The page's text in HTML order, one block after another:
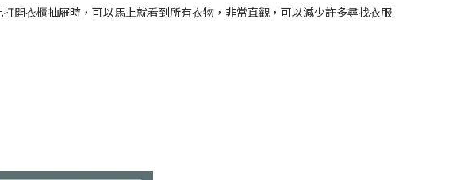
開衣櫃抽屜時，可以馬上就看到所有衣物，非常直觀，可以減少許多尋找衣服